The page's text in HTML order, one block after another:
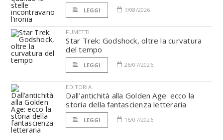
LEGGI 7/08/2026
FUMETTI
Star Trek: Godshock, oltre la curvatura
del tempo
LEGGI 26/07/2026
EDITORIA
Dall’antichità alla Golden Age: ecco la
storia della fantascienza letteraria
LEGGI 16/07/2026